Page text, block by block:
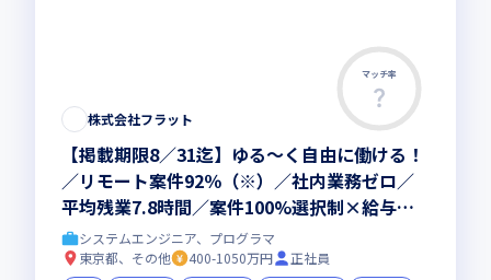
マッチ率
株式会社フラット
【掲載期限8／31迄】ゆる～く自由に働ける！
／リモート案件92％（※）／社内業務ゼロ／
平均残業7.8時間／案件100%選択制×給与は
完全単価制／単価も制度も100％開示（※いず
れも、2025年12月時点）
システムエンジニア、プログラマ
東京都、その他
400-1050万円 正社員